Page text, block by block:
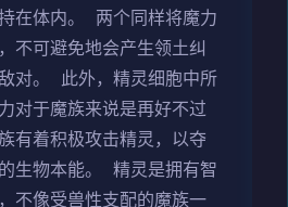
在体内。 两个同样将魔力
不可避免地会产生领土纠
对。 此外，精灵细胞中所
对于魔族来说是再好不过
有着积极攻击精灵，以夺
生物本能。 精灵是拥有智
不像受兽性支配的魔族一